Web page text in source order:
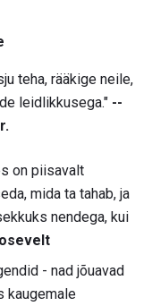
teha, rääkige neile,
leidlikkusega." --
on piisavalt
mida ta tahab, ja
nendega, kui
- nad jõuavad
kaugemale